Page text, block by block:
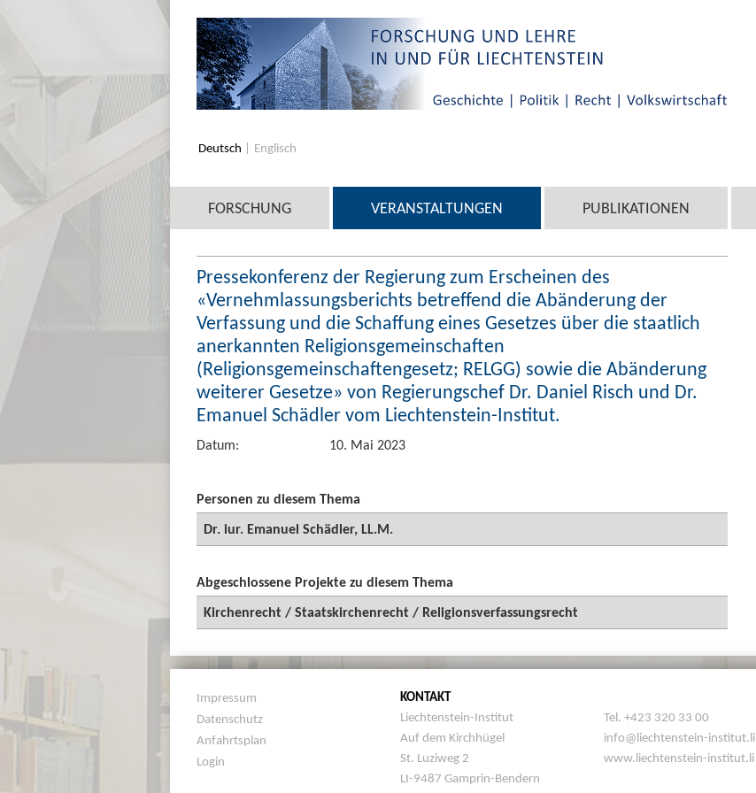
Deutsch Englisch
FORSCHUNG VERANSTALTUNGEN PUBLIKATIONEN
Pressekonferenz der Regierung zum Erscheinen des
«Vernehmlassungsberichts betreffend die Abänderung der
Verfassung und die Schaffung eines Gesetzes über die staatlich
anerkannten Religionsgemeinschaften
(Religionsgemeinschaftengesetz; RELGG) sowie die Abänderung
weiterer Gesetze» von Regierungschef Dr. Daniel Risch und Dr.
Emanuel Schädler vom Liechtenstein-Institut.
Datum: 10. Mai 2023
Personen zu diesem Thema
Dr. iur. Emanuel Schädler, LL.M.
Abgeschlossene Projekte zu diesem Thema
Kirchenrecht / Staatskirchenrecht / Religionsverfassungsrecht
Impressum
Datenschutz
Anfahrtsplan
Login
KONTAKT
Liechtenstein-Institut
Auf dem Kirchhügel
St. Luziweg 2
LI-9487 Gamprin-Bendern
Tel. +423 320 33 00
info@liechtenstein-institut.li
www.liechtenstein-institut.li